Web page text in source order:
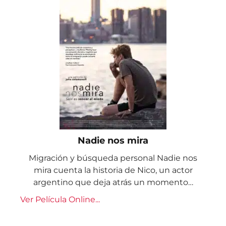
Nadie nos mira
Migración y búsqueda personal Nadie nos
mira cuenta la historia de Nico, un actor
argentino que deja atrás un momento…
Ver Película Online...